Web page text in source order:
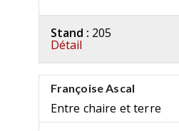
Stand : 205
Détail
Françoise Ascal
Entre chaire et terre